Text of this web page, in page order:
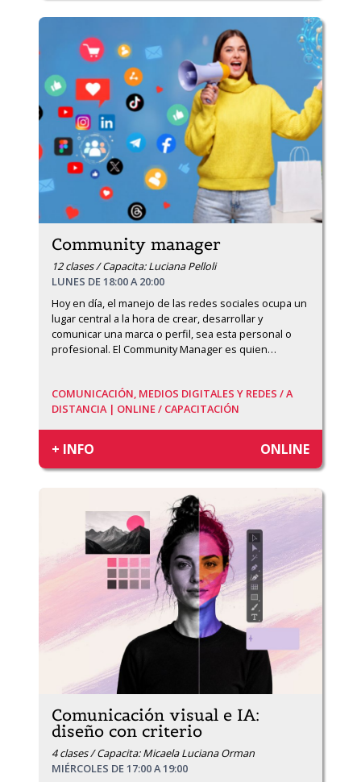
Community manager
12 clases / Capacita: Luciana Pelloli
LUNES DE 18:00 A 20:00
Hoy en día, el manejo de las redes sociales ocupa un
lugar central a la hora de crear, desarrollar y
comunicar una marca o perfil, sea esta personal o
profesional. El Community Manager es quien…
COMUNICACIÓN, MEDIOS DIGITALES Y REDES /A
DISTANCIA | ONLINE / CAPACITACIÓN
+ INFO ONLINE
Comunicación visual e IA:
diseño con criterio
4 clases / Capacita: Micaela Luciana Orman
MIÉRCOLES DE 17:00 A 19:00